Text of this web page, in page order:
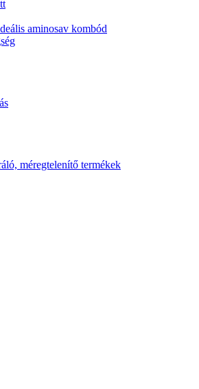
aminosav kombód
méregtelenítő termékek